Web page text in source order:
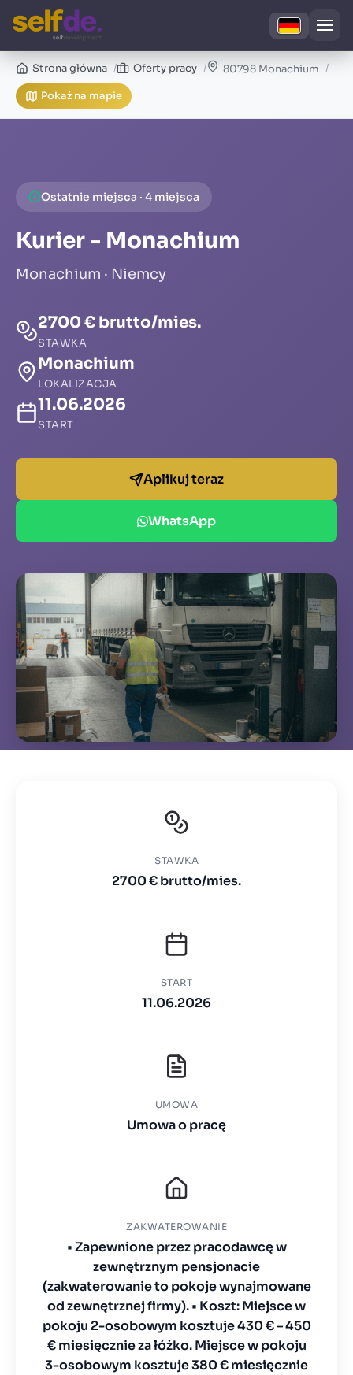
Strona główna Oferty pracy
80798 Monachium
Pokaż na mapie
Ostatnie miejsca · 4 miejsca
Kurier - Monachium
Monachium · Niemcy
2700 € brutto/mies.
STAWKA
Monachium
LOKALIZACJA
11.06.2026
START
Aplikuj teraz
WhatsApp
STAWKA
2700 € brutto/mies.
START
11.06.2026
UMOWA
Umowa o pracę
ZAKWATEROWANIE
• Zapewnione przez pracodawcę w
zewnętrznym pensjonacie
(zakwaterowanie to pokoje wynajmowane
od zewnętrznej firmy). • Koszt: Miejsce w
pokoju 2-osobowym kosztuje 430 € – 450
€ miesięcznie za łóżko. Miejsce w pokoju
3-osobowym kosztuje 380 € miesięcznie